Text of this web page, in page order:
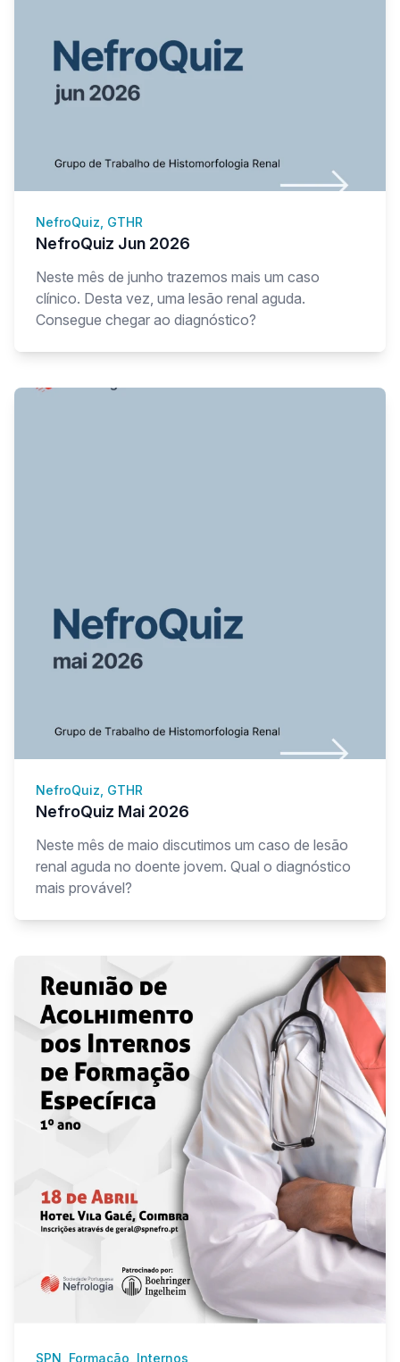
NefroQuiz, GTHR
NefroQuiz Jun 2026
Neste mês de junho trazemos mais um caso
clínico. Desta vez, uma lesão renal aguda.
Consegue chegar ao diagnóstico?
NefroQuiz, GTHR
NefroQuiz Mai 2026
Neste mês de maio discutimos um caso de lesão
renal aguda no doente jovem. Qual o diagnóstico
mais provável?
SPN, Formação, Internos